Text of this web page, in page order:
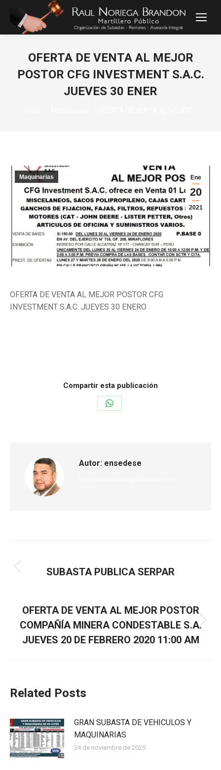
OFERTA DE VENTA AL MEJOR
POSTOR CFG INVESTMENT S.A.C.
JUEVES 30 ENER
Ene
20
2021
Maquinarias
OFERTA DE VENTA AL MEJOR POSTOR CFG
INVESTMENT S.A.C. JUEVES 30 ENERO
Compartir esta publicación
Autor: ensedese
SUBASTA PUBLICA SERPAR
OFERTA DE VENTA AL MEJOR POSTOR
COMPAÑÍA MINERA CONDESTABLE S.A.
JUEVES 20 DE FEBRERO 2020 11:00 AM
Related Posts
GRAN SUBASTA DE VEHICULOS Y
MAQUINARIAS
24 de noviembre de 2025